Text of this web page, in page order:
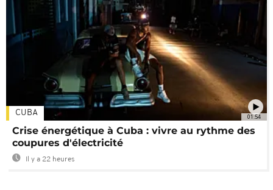
01:54
CUBA
Crise énergétique à Cuba : vivre au rythme des
coupures d'électricité
Il y a 22 heures